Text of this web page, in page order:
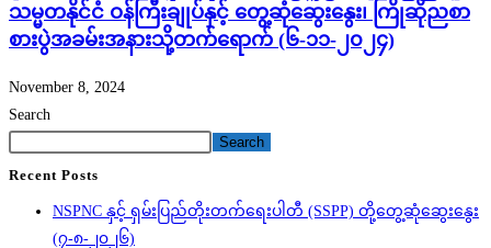
သမ္မတနိုင်ငံ ဝန်ကြီးချုပ်နှင့် တွေ့ဆုံဆွေးနွေး၊ ကြိုဆိုညစာ
စားပွဲအခမ်းအနားသို့တက်ရောက် (၆-၁၁-၂၀၂၄)
November 8, 2024
Search
Search
Recent Posts
NSPNC နှင့် ရှမ်းပြည်တိုးတက်ရေးပါတီ (SSPP) တို့တွေ့ဆုံဆွေးနွေး
(၇-၈-၂၀၂၆)